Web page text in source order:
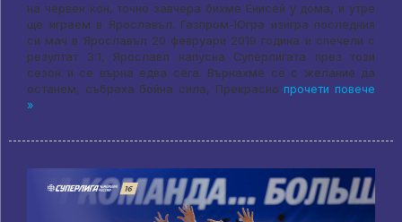
на червен кон, точно завчера бихме Енисей у дома, и утре
ще играем в Ярославъл. Газпром-Югра изигра последния
си мач в Ярославъл 20 февруари 2019 година и спечели с
резултат 3:1, Ярославл напусна Суперлигата през този
сезон и се върна едва сега. Върнахме се с желание да
останем, събраха бойна сила, Прекрасно прочети повече
»